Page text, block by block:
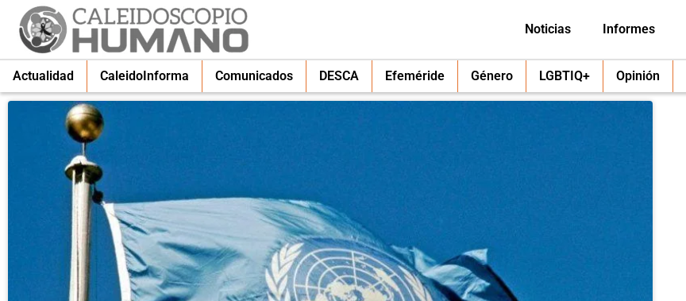
Noticias Informes
Actualidad CaleidoInforma Comunicados DESCA Efeméride Género LGBTIQ+ Opinión